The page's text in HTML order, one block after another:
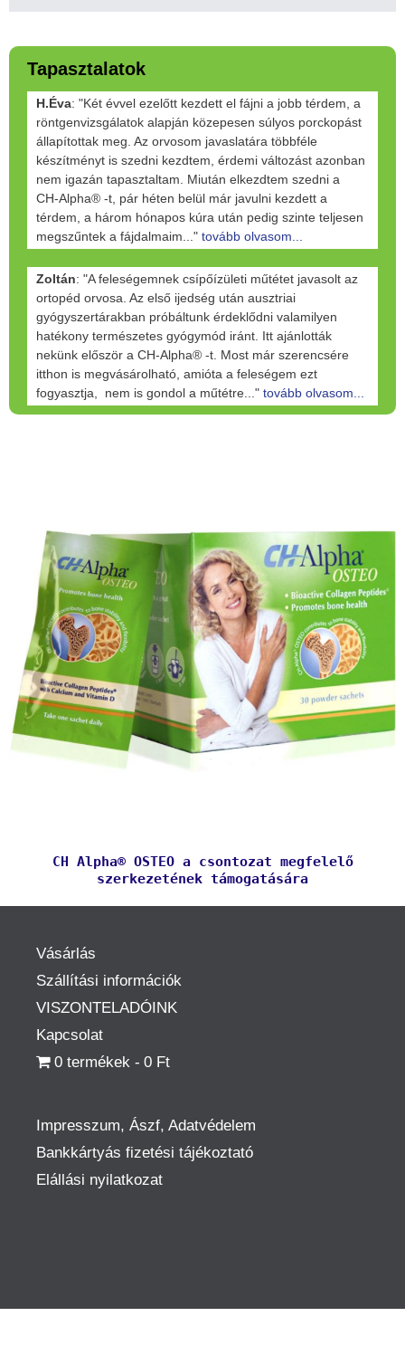
Tapasztalatok
H.Éva: "Két évvel ezelőtt kezdett el fájni a jobb térdem, a
röntgenvizsgálatok alapján közepesen súlyos porckopást
állapítottak meg. Az orvosom javaslatára többféle
készítményt is szedni kezdtem, érdemi változást azonban
nem igazán tapasztaltam. Miután elkezdtem szedni a
CH-Alpha® -t, pár héten belül már javulni kezdett a
térdem, a három hónapos kúra után pedig szinte teljesen
megszűntek a fájdalmaim..." tovább olvasom...
Zoltán: "A feleségemnek csípőízületi műtétet javasolt az
ortopéd orvosa. Az első ijedség után ausztriai
gyógyszertárakban próbáltunk érdeklődni valamilyen
hatékony természetes gyógymód iránt. Itt ajánlották
nekünk először a CH-Alpha® -t. Most már szerencsére
itthon is megvásárolható, amióta a feleségem ezt
fogyasztja, nem is gondol a műtétre..." tovább olvasom...
CH Alpha® OSTEO a csontozat megfelelő
szerkezetének támogatására
Vásárlás
Szállítási információk
VISZONTELADÓINK
Kapcsolat
0 termékek
0 Ft
Impresszum, Ászf, Adatvédelem
Bankkártyás fizetési tájékoztató
Elállási nyilatkozat